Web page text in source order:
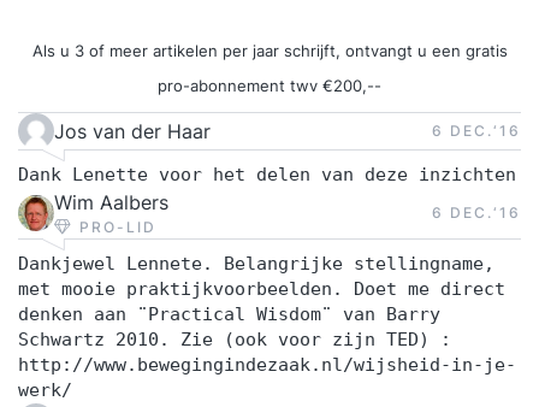
Als u 3 of meer artikelen per jaar schrijft, ontvangt u een gratis
pro-abonnement twv €200,--
Jos van der Haar 6 DEC.‘16
Dank Lenette voor het delen van deze inzichten
Wim Aalbers
PRO-LID
6 DEC.‘16
Dankjewel Lennete. Belangrijke stellingname,
met mooie praktijkvoorbeelden. Doet me direct
denken aan ¨Practical Wisdom¨ van Barry
Schwartz 2010. Zie (ook voor zijn TED) :
http://www.bewegingindezaak.nl/wijsheid-in-je-
werk/